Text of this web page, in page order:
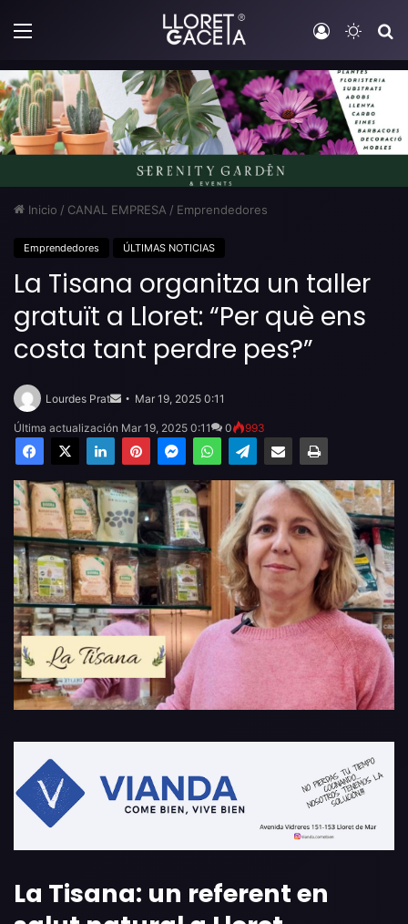
Menú Iniciar
Inicio / CANAL EMPRESA / Emprendedores
Emprendedores ÚLTIMAS NOTICIAS
La Tisana organitza un taller
gratuït a Lloret: “Per què ens
costa tant perdre pes?”
Lourdes Prat
email
Mar 19, 2025 0:11
Última actualización Mar 19, 2025 0:11 0 993
Facebook
X LinkedInPinterestMessengerWhatsAppTelegramCompartir por email Imprimir
La Tisana: un referent en